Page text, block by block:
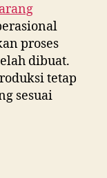
proses
dibuat.
tetap
sesuai